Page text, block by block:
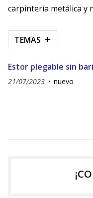
carpintería metálica y
TEMAS
Estor plegable sin
21/07/2023 nuevo